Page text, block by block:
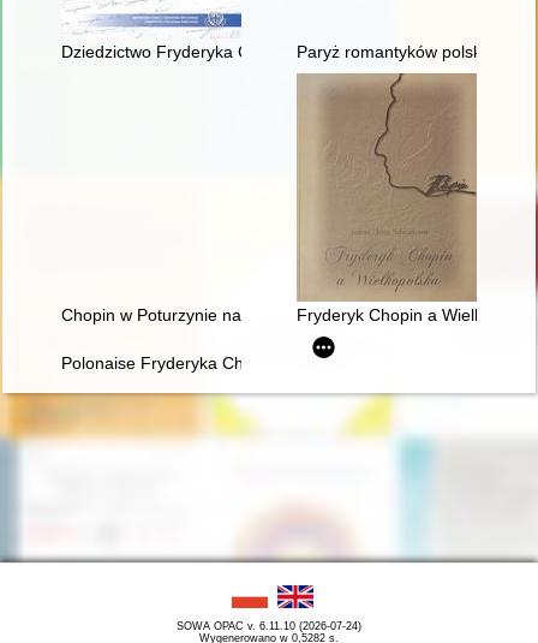
Dziedzictwo Fryderyka Chopina. Kolekcja Boutroux-Ferra w
Paryż romantyków polskich:
Chopin w Poturzynie na Ziemi Zamojskiej
Fryderyk Chopin a
Polonaise Fryderyka Chopina. Zagadka inicjalnej figury
SOWA OPAC v. 6.11.10 (2026-07-24)
Wygenerowano w 0,5282 s.